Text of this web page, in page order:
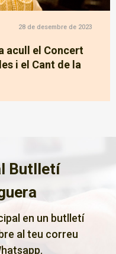
28 de desembre de 2023
acull el Concert
i el Cant de la
Butlletí
en un butlletí
al teu correu
.